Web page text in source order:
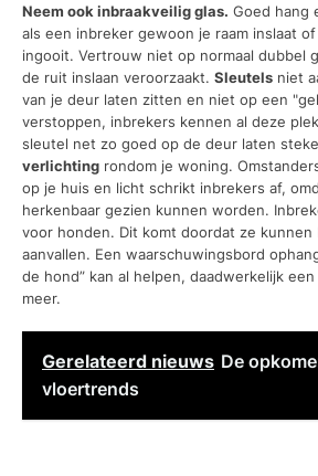
Neem ook inbraakveilig glas. Goed hang
als een inbreker gewoon je raam inslaat
ingooit. Vertrouw niet op normaal dubbel
de ruit inslaan veroorzaakt. Sleutels niet
van je deur laten zitten en niet op een
verstoppen, inbrekers kennen al deze
sleutel net zo goed op de deur laten
verlichting rondom je woning.
op je huis en licht schrikt inbrekers af,
herkenbaar gezien kunnen worden.
voor honden. Dit komt doordat ze
aanvallen. Een waarschuwingsbord
de hond” kan al helpen, daadwerkelijk
meer.
Gerelateerd nieuws De
vloertrends